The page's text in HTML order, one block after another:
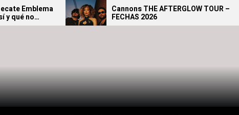
Cannons THE AFTERGLOW TOUR –
FECHAS 2026